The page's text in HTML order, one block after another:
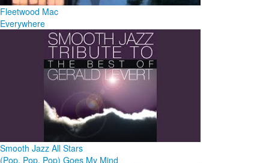
Fleetwood Mac
Everywhere
Smooth Jazz All Stars
(Pop, Pop, Pop) Goes My Mind